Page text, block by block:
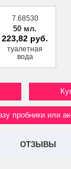
7.68530
50 мл.
223,82 руб.
туалетная
вода
пробники или
ОТЗЫВЫ